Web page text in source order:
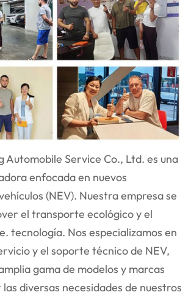
Automobile Service Co., Ltd. es una
enfocada en nuevos
(NEV). Nuestra empresa se
el transporte ecológico y el
tecnología. Nos especializamos en
y el soporte técnico de NEV,
gamade modelos y marcas
diversas necesidades de nuestros